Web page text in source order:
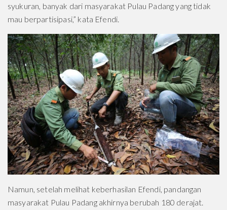
syukuran, banyak dari masyarakat Pulau Padang yang tidak
mau berpartisipasi,” kata Efendi.
Namun, setelah melihat keberhasilan Efendi, pandangan
masyarakat Pulau Padang akhirnya berubah 180 derajat.